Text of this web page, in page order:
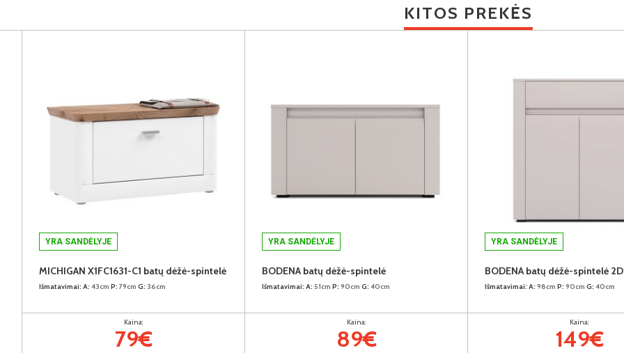
KITOS PREKĖS
YRA SANDĖLYJE
MICHIGAN X1FC1631-C1 batų dėžė-spintelė
Išmatavimai: A: 43cm P: 79cm G: 36cm
Kaina:
79€
YRA SANDĖLYJE
BODENA batų dėžė-spintelė
Išmatavimai: A: 51cm P: 90cm G: 40cm
Kaina:
89€
YRA SANDĖLYJE
BODENA batų dėžė-spintelė
Išmatavimai: A: 98cm P: 90cm G: 40cm
Kaina:
149€